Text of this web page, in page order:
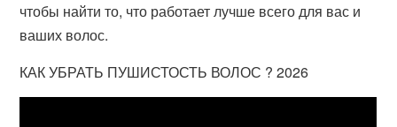
чтобы найти то, что работает лучше всего для вас и
ваших волос.
КАК УБРАТЬ ПУШИСТОСТЬ ВОЛОС ? 2026